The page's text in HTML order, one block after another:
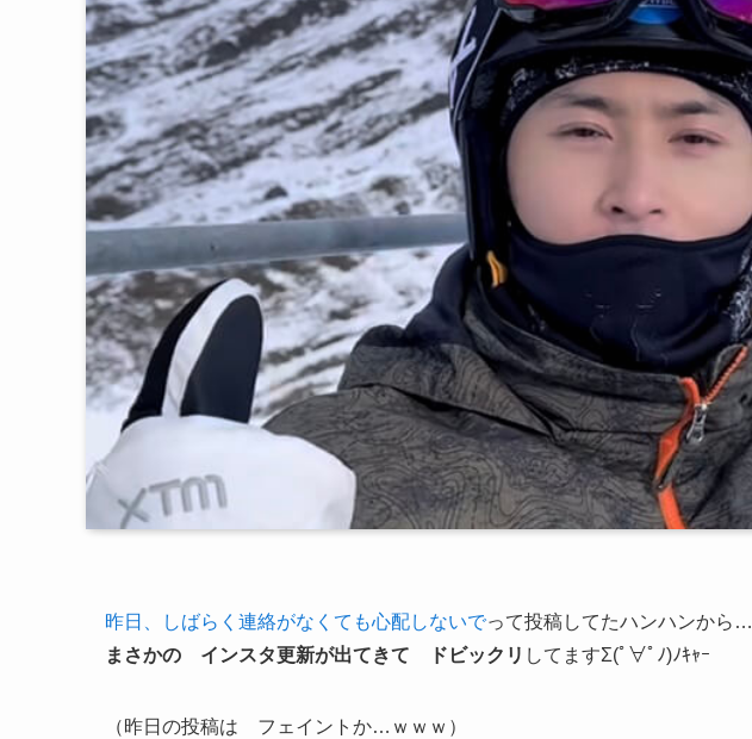
昨日、しばらく連絡がなくても心配しないでって投稿してたハンハンから…
まさかの インスタ更新が出てきて ドビックリ してますΣ(ﾟ∀ﾟﾉ)ﾉｷｬｰ
（昨日の投稿は フェイントか…ｗｗｗ）